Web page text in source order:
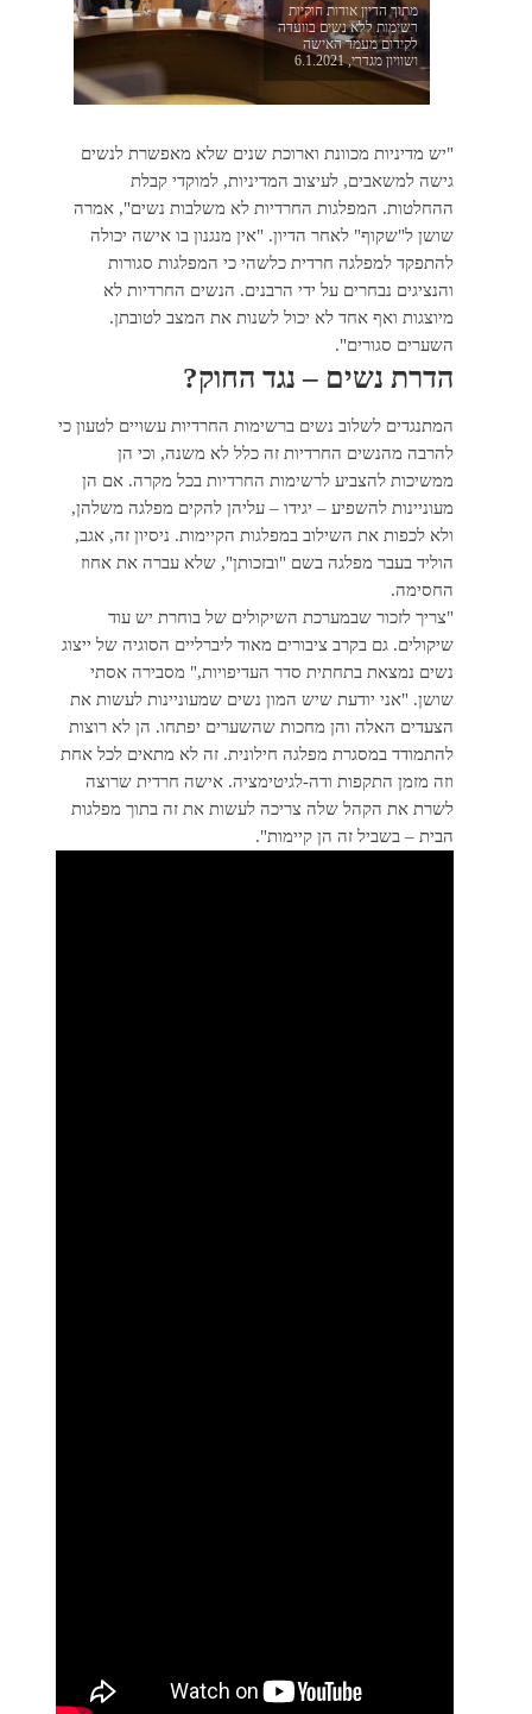
מתוך הדיון אודות חוקיות
רשימות ללא נשים בוועדה
לקידום מעמד האישה
ושוויון מגדרי, 6.1.2021
"יש מדיניות מכוונת וארוכת שנים שלא מאפשרת לנשים
גישה למשאבים, לעיצוב המדיניות, למוקדי קבלת
ההחלטות. המפלגות החרדיות לא משלבות נשים", אמרה
שושן ל"שקוף" לאחר הדיון. "אין מנגנון בו אישה יכולה
להתפקד למפלגה חרדית כלשהי כי המפלגות סגורות
והנציגים נבחרים על ידי הרבנים. הנשים החרדיות לא
מיוצגות ואף אחד לא יכול לשנות את המצב לטובתן.
השערים סגורים".
הדרת נשים – נגד החוק?
המתנגדים לשלוב נשים ברשימות החרדיות עשויים לטעון כי
להרבה מהנשים החרדיות זה כלל לא משנה, וכי הן
ממשיכות להצביע לרשימות החרדיות בכל מקרה. אם הן
מעוניינות להשפיע – יגידו – עליהן להקים מפלגה משלהן,
ולא לכפות את השילוב במפלגות הקיימות. ניסיון זה, אגב,
הוליד בעבר מפלגה בשם "ובזכותן", שלא עברה את אחוז
החסימה.
"צריך לזכור שבמערכת השיקולים של בוחרת יש עוד
שיקולים. גם בקרב ציבורים מאוד ליברליים הסוגיה של ייצוג
נשים נמצאת בתחתית סדר העדיפויות," מסבירה אסתי
שושן. "אני יודעת שיש המון נשים שמעוניינות לעשות את
הצעדים האלה והן מחכות שהשערים יפתחו. הן לא רוצות
להתמודד במסגרת מפלגה חילונית. זה לא מתאים לכל אחת
וזה מזמן התקפות ודה-לגיטימציה. אישה חרדית שרוצה
לשרת את הקהל שלה צריכה לעשות את זה בתוך מפלגות
הבית – בשביל זה הן קיימות".